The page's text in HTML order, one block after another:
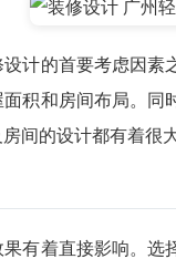
计的首要考虑因
积和房间布局。
间的设计都有着很
有着直接影响。